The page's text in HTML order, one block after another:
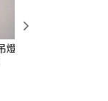
責
司
查
燈